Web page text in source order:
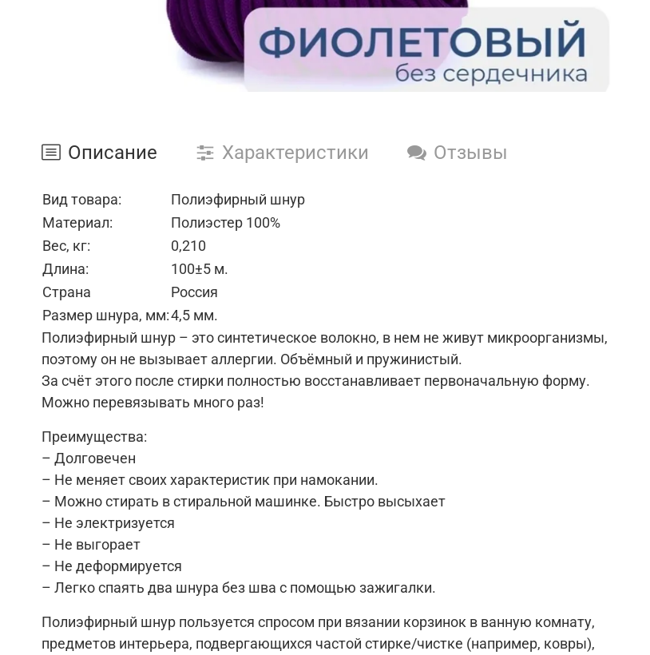
Описание Характеристики Отзывы
Вид товара:
Полиэфирный шнур
Материал:
Полиэстер 100%
Вес, кг:
0,210
Длина:
100±5 м.
Страна
Россия
Размер шнура, мм:4,5 мм.
Полиэфирный шнур – это синтетическое волокно, в нем не живут микроорганизмы,
поэтому он не вызывает аллергии. Объёмный и пружинистый.
За счёт этого после стирки полностью восстанавливает первоначальную форму.
Можно перевязывать много раз!
Преимущества:
– Долговечен
– Не меняет своих характеристик при намокании.
– Можно стирать в стиральной машинке. Быстро высыхает
– Не электризуется
– Не выгорает
– Не деформируется
– Легко спаять два шнура без шва с помощью зажигалки.
Полиэфирный шнур пользуется спросом при вязании корзинок в ванную комнату,
предметов интерьера, подвергающихся частой стирке/чистке (например, ковры),